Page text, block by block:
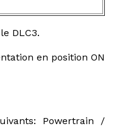
DLC3.
en position ON
Powertrain /